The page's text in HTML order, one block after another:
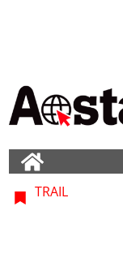
TRAIL